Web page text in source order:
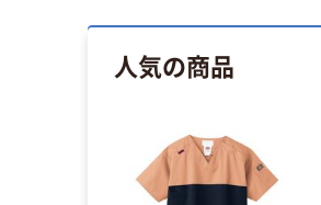
人気の商品